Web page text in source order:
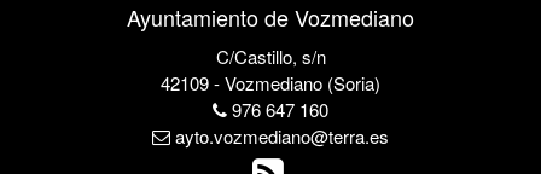
Ayuntamiento de Vozmediano
C/Castillo, s/n
42109 - Vozmediano (Soria)
976 647 160
ayto.vozmediano@terra.es